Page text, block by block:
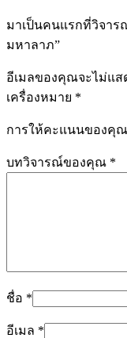
มาเป็นคนแรกที่วิจาร
มหาลาภ”
อีเมลของคุณจะไม่แส
เครื่องหมาย *
การให้คะแนนของคุณ
บทวิจารณ์ของคุณ *
ชื่อ *
อีเมล *